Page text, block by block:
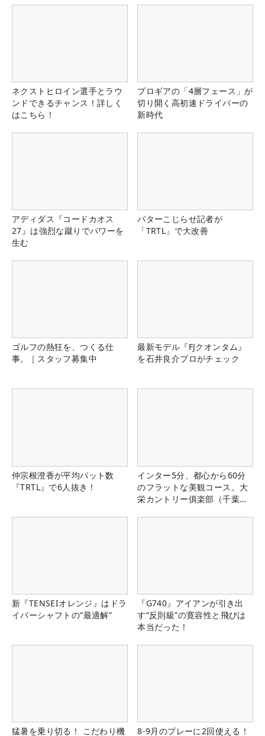
ネクストヒロイン選手とラウ
ンドできるチャンス！詳しく
はこちら！
プロギアの「4層フェース」が
切り開く高初速ドライバーの
新時代
アディダス『コードカオス
27』は強烈な蹴りでパワーを
生む
パターこじらせ記者が
「TRTL」で大改善
ゴルフの熱狂を、つくる仕
事。｜スタッフ募集中
最新モデル『FJクオンタム』
を石井良介プロがチェック
仲宗根澄香が平均パット数
『TRTL』で6人抜き！
インター5分、都心から60分
のフラットな美観コース。大
栄カントリー俱楽部（千葉
新『TENSEIオレンジ』はドラ
イバーシャフトの“最適解”
『G740』アイアンが引き出
す“反則級”の寛容性と飛びは
本当だった！
猛暑を乗り切る！ こだわり機
8-9月のプレーに2回使える！